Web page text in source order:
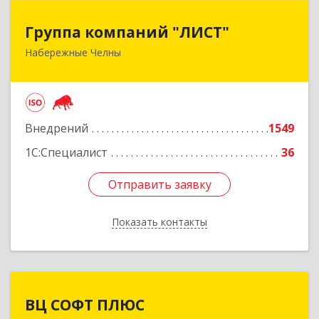
Группа компаний "ЛИСТ"
Набережные Челны
Внедрений
1549
1С:Специалист
36
Отправить заявку
Показать контакты
Группа компаний "ЛИСТ"
423832, Татарстан Респ, Набережные Челны г,
Отправить заявку
Назад
ВЦ СОФТ ПЛЮС